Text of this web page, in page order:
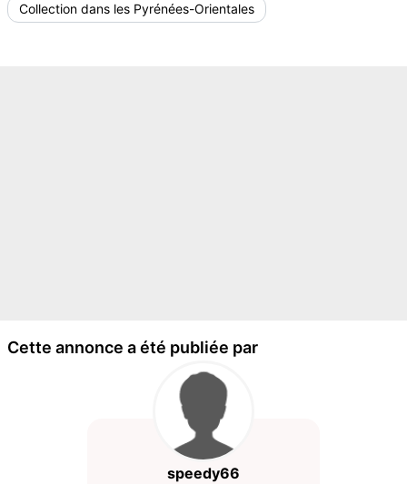
Collection dans les Pyrénées-Orientales
Cette annonce a été publiée par
speedy66